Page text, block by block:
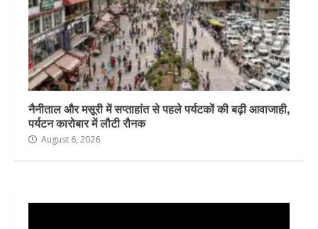
नैनीताल और मसूरी में सप्ताहांत से पहले पर्यटकों की बढ़ी आवाजाही,
पर्यटन कारोबार में लौटी रौनक
August 6, 2026